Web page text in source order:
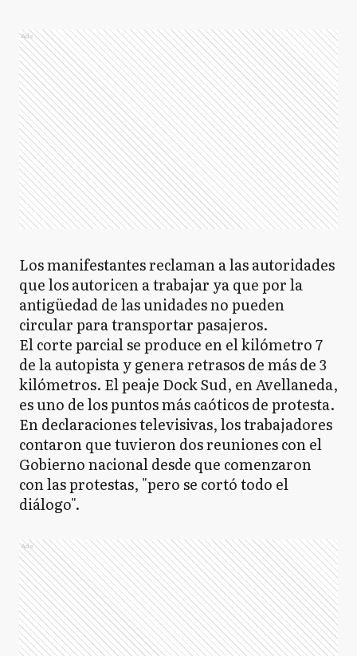
Ads
Los manifestantes reclaman a las autoridades
que los autoricen a trabajar ya que por la
antigüedad de las unidades no pueden
circular para transportar pasajeros.
El corte parcial se produce en el kilómetro 7
de la autopista y genera retrasos de más de 3
kilómetros. El peaje Dock Sud, en Avellaneda,
es uno de los puntos más caóticos de protesta.
En declaraciones televisivas, los trabajadores
contaron que tuvieron dos reuniones con el
Gobierno nacional desde que comenzaron
con las protestas, "pero se cortó todo el
diálogo".
Ads